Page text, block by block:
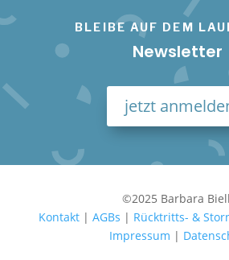
BLEIBE AUF DEM
Newsletter
jetzt
©2025 Barbara
Kontakt |AGBs | Rücktritts- &
Impressum |